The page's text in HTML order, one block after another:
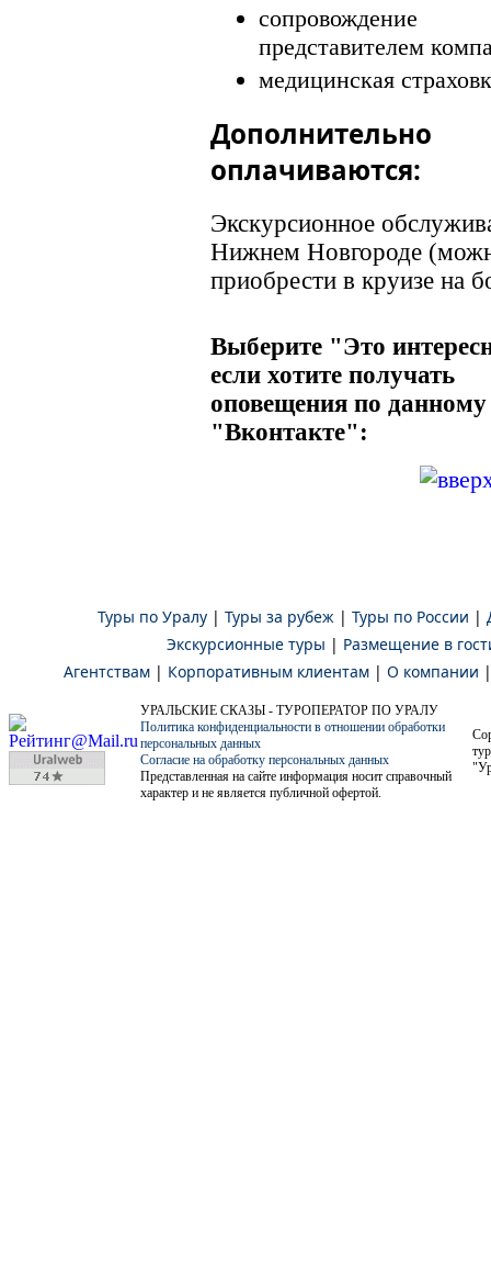
сопровождение
представителем
медицинская
Дополнительно
оплачиваются:
Экскурсионное
Нижнем Новгороде
приобрести в круизе на
Выберите "Это
если хотите получать
оповещения по данному
"Вконтакте":
Туры по Уралу | Туры за рубеж | Туры по России |
Экскурсионные туры | Размещение в
Агентствам| Корпоративным клиентам| О компании
УРАЛЬСКИЕ СКАЗЫ - ТУРОПЕРАТОР ПО УРАЛУ
Политика конфиденциальности в отношении обработки
персональных данных
Согласие на обработку персональных данных
Представленная на сайте информация носит справочный
характер и не является публичной офертой.